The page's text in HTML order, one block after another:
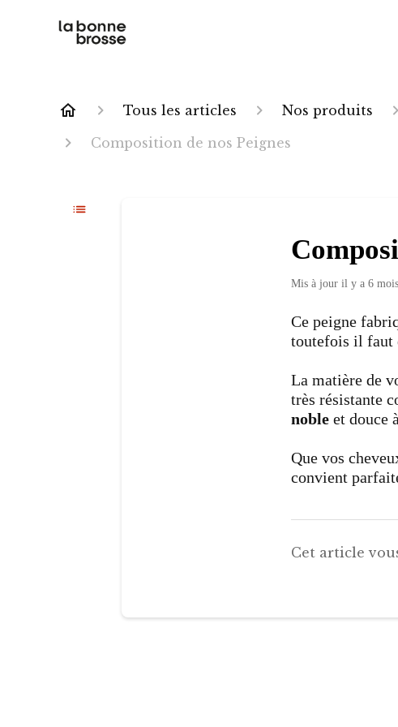
Tous les articles Nos produits
Composition de nos Peignes
Mis à jour il y a 6 mois
Ce peigne
toutefois il faut
La matière de
très résistante
nobleet douce
Que vos
convient
Cet article